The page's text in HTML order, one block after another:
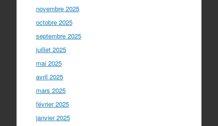
novembre 2025
octobre 2025
septembre 2025
juillet 2025
mai 2025
avril 2025
mars 2025
février 2025
janvier 2025